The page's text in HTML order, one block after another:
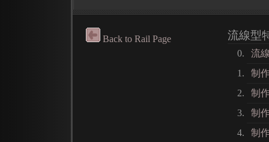
Back to Rail Page 流線型
流
制
制
制
制